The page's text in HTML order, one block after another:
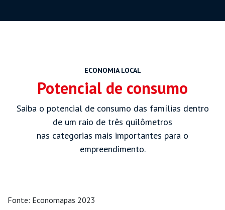
ECONOMIA LOCAL
Potencial de consumo
Saiba o potencial de consumo das famílias dentro
de um raio de três quilômetros
nas categorias mais importantes para o
empreendimento.
Fonte: Economapas 2023